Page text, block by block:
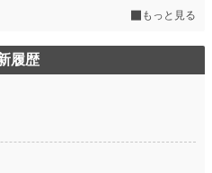
もっと見る
履歴